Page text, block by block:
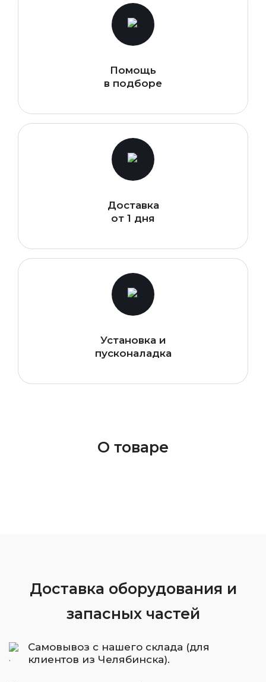
Помощь
в подборе
Доставка
от 1 дня
Установка и
пусконаладка
О товаре
Доставка оборудования и
запасных частей
Самовывоз с нашего склада (для
клиентов из Челябинска).